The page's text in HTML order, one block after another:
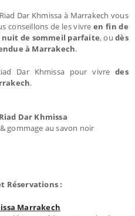
Dar Khmissa à Marrakech vous
conseillons de les vivre en fin de
de sommeil parfaite, oudès
à Marrakech.
Dar Khmissa pour vivredes
.
Dar Khmissa
gommage au savon noir
Réservations :
Marrakech